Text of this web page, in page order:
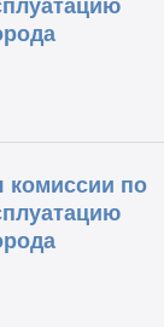
комиссии по